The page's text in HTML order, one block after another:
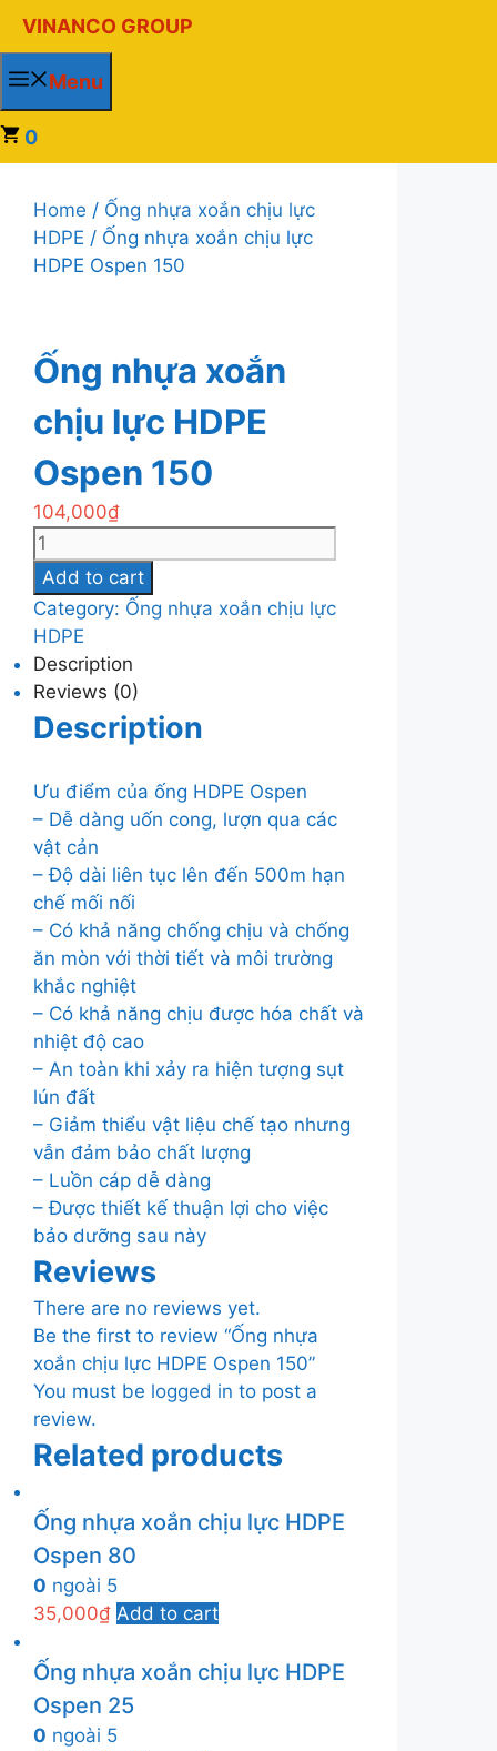
đến
nội
VINANCO GROUP
Menu
0
Home / Ống nhựa xoắn chịu lực
HDPE / Ống nhựa xoắn chịu lực
HDPE Ospen 150
Ống nhựa xoắn
chịu lực HDPE
Ospen 150
104,000₫
Ống
nhựa
xoắn
chịu
lực
HDPE
Ospen
150
Add to cart
Category: Ống nhựa xoắn chịu lực
HDPE
Description
Reviews (0)
Description
Ưu điểm của ống HDPE Ospen
– Dễ dàng uốn cong, lượn qua các
vật cản
– Độ dài liên tục lên đến 500m hạn
chế mối nối
– Có khả năng chống chịu và chống
ăn mòn với thời tiết và môi trường
khắc nghiệt
– Có khả năng chịu được hóa chất và
nhiệt độ cao
– An toàn khi xảy ra hiện tượng sụt
lún đất
– Giảm thiểu vật liệu chế tạo nhưng
vẫn đảm bảo chất lượng
– Luồn cáp dễ dàng
– Được thiết kế thuận lợi cho việc
bảo dưỡng sau này
Reviews
There are no reviews yet.
Be the first to review “Ống nhựa
xoắn chịu lực HDPE Ospen 150”
You must be logged in to post a
review.
Related products
Ống nhựa xoắn chịu lực HDPE
Ospen 80
0 ngoài 5
35,000₫ Add to cart
Ống nhựa xoắn chịu lực HDPE
Ospen 25
0 ngoài 5